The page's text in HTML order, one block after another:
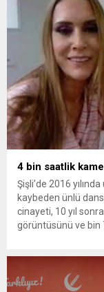
4 bin saatlik
Şişli’de 2016 yılında
kaybeden ünlü
cinayeti, 10 yıl
görüntüsünü ve bin